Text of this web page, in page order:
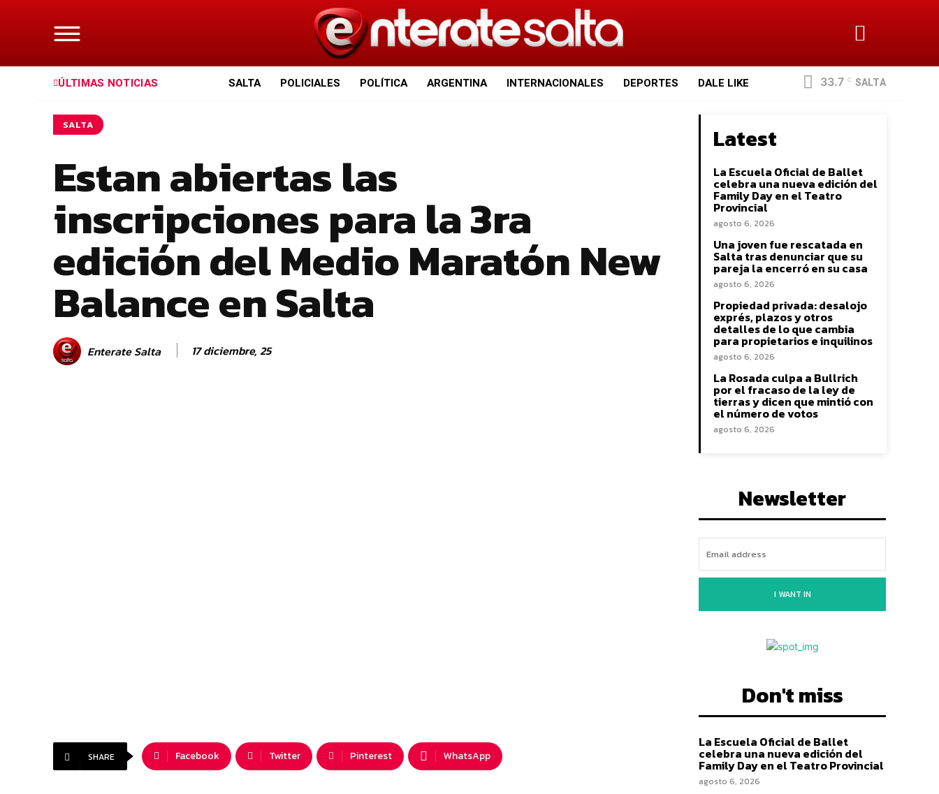
ÚLTIMAS NOTICIAS SALTA POLICIALES POLÍTICA ARGENTINA INTERNACIONALES DEPORTES DALE LIKE 33.7 C SALTA
SALTA
Estan abiertas las
inscripciones para la 3ra
edición del Medio Maratón New
Balance en Salta
Enterate Salta 17 diciembre, 25
SHARE Facebook Twitter Pinterest WhatsApp
Latest
La Escuela Oficial de Ballet
celebra una nueva edición del
Family Day en el Teatro
Provincial
agosto 6, 2026
Una joven fue rescatada en
Salta tras denunciar que su
pareja la encerró en su casa
agosto 6, 2026
Propiedad privada: desalojo
exprés, plazos y otros
detalles de lo que cambia
para propietarios e inquilinos
agosto 6, 2026
La Rosada culpa a Bullrich
por el fracaso de la ley de
tierras y dicen que mintió con
el número de votos
agosto 6, 2026
Newsletter
I WANT IN
Don't miss
La Escuela Oficial de Ballet
celebra una nueva edición del
Family Day en el Teatro Provincial
agosto 6, 2026